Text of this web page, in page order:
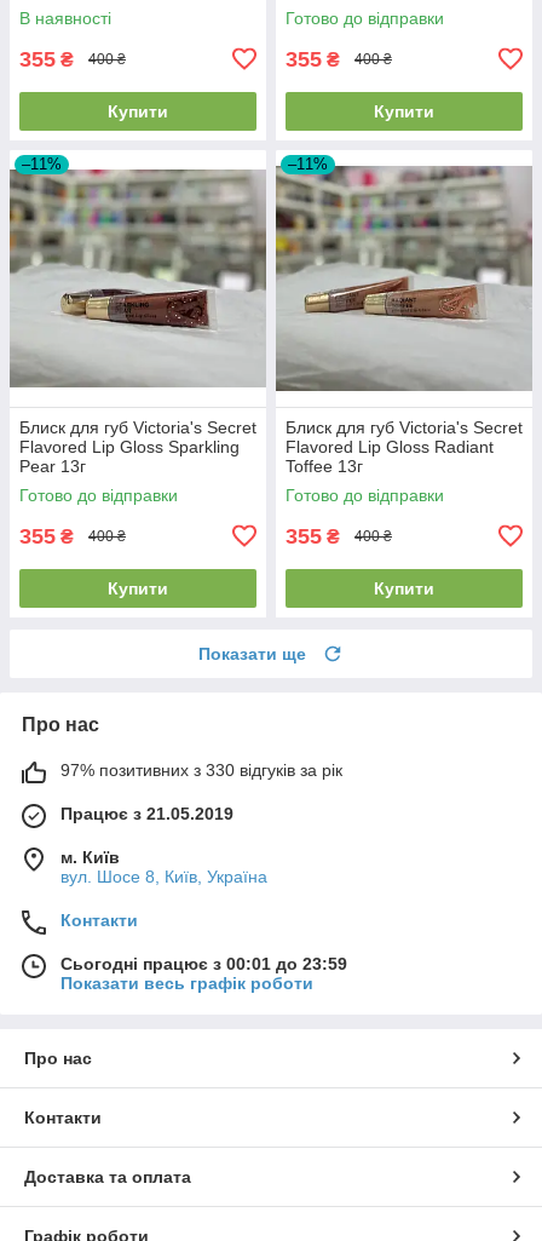
В наявності
355 ₴ 400 ₴
Купити
Готово до відправки
355 ₴ 400 ₴
Купити
–11%
Блиск для губ Victoria's Secret
Flavored Lip Gloss Sparkling
Pear 13г
Готово до відправки
355 ₴ 400 ₴
Купити
–11%
Блиск для губ Victoria's Secret
Flavored Lip Gloss Radiant
Toffee 13г
Готово до відправки
355 ₴ 400 ₴
Купити
Показати ще
Про нас
97% позитивних з 330 відгуків за рік
Працює з 21.05.2019
м. Київ
вул. Шосе 8, Київ, Україна
Контакти
Сьогодні працює з 00:01 до 23:59
Показати весь графік роботи
Про нас
Контакти
Доставка та оплата
Графік роботи